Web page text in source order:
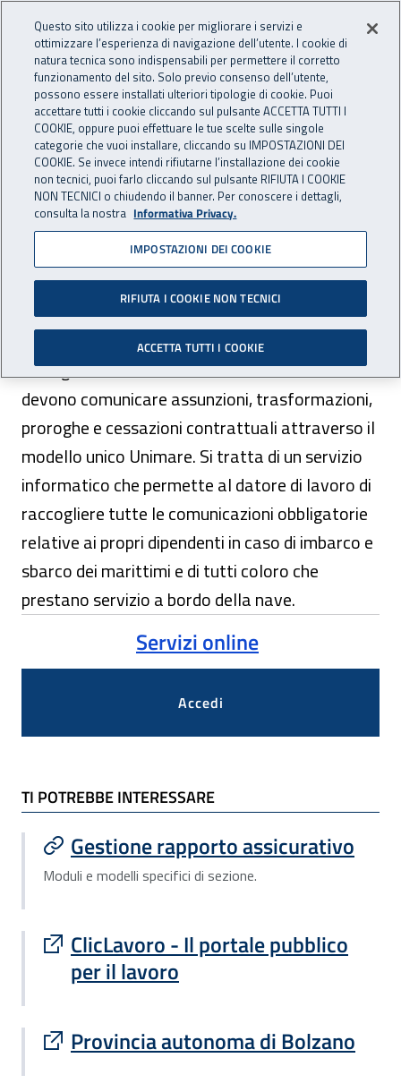
INAIL - Istituto Nazionale
ASSICURAZIONE Apri cerca
Navigazione principale
Navigazione - Ti trovi in:
Home Assicurazione
Datore di lavoro
Impresa settore navigazione
Comunicazione rapporti di lavoro -
impresa settore navigazione
Comunicazione rapporti di
lavoro - impresa settore
navigazione
Tutti gli armatori e le società di armamento
devono comunicare assunzioni, trasformazioni,
proroghe e cessazioni contrattuali attraverso il
modello unico Unimare. Si tratta di un servizio
informatico che permette al datore di lavoro di
raccogliere tutte le comunicazioni obbligatorie
relative ai propri dipendenti in caso di imbarco e
sbarco dei marittimi e di tutti coloro che
prestano servizio a bordo della nave.
Servizi online
Accedi
TI POTREBBE INTERESSARE
TI POTREBBE INTERESSARE
Gestione rapporto assicurativo
Moduli e modelli specifici di sezione.
ClicLavoro - Il portale pubblico
per il lavoro
Sito esterno : apre una nuova finestra
Provincia autonoma di Bolzano
Sito esterno : apre una nuova finestra
Questo sito utilizza i cookie per migliorare i servizi e
ottimizzare l’esperienza di navigazione dell’utente. I cookie di
natura tecnica sono indispensabili per permettere il corretto
funzionamento del sito. Solo previo consenso dell’utente,
possono essere installati ulteriori tipologie di cookie. Puoi
accettare tutti i cookie cliccando sul pulsante ACCETTA TUTTI I
COOKIE, oppure puoi effettuare le tue scelte sulle singole
categorie che vuoi installare, cliccando su IMPOSTAZIONI DEI
COOKIE. Se invece intendi rifiutarne l’installazione dei cookie
non tecnici, puoi farlo cliccando sul pulsante RIFIUTA I COOKIE
NON TECNICI o chiudendo il banner. Per conoscere i dettagli,
consulta la nostra Informativa Privacy.
IMPOSTAZIONI DEI COOKIE
RIFIUTA I COOKIE NON TECNICI
ACCETTA TUTTI I COOKIE